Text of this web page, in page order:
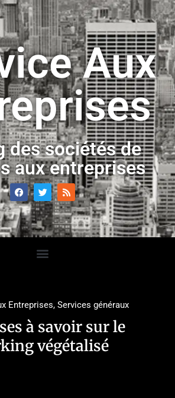
Aux
des sociétés de
aux entreprises
Entreprises, Services généraux
à savoir sur le
végétalisé